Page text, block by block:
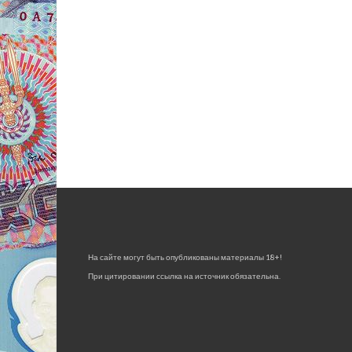
На сайте могут быть опубликованы материалы 18+!
При цитировании ссылка на источник обязательна.